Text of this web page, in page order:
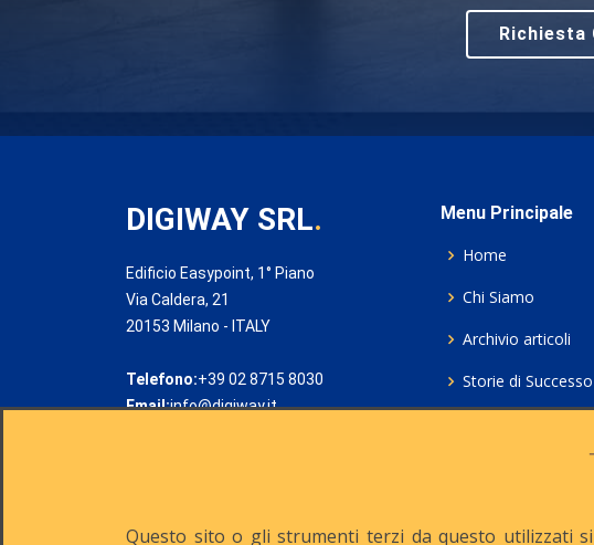
Richiesta
DIGIWAY SRL.
Edificio Easypoint, 1° Piano
Via Caldera, 21
20153 Milano - ITALY
Telefono:+39 02 8715 8030
Email:info@digiway.it
Menu Principale
Home
Chi Siamo
Archivio articoli
Storie di Successo
Questo sito o gli strumenti terzi da questo utilizzati